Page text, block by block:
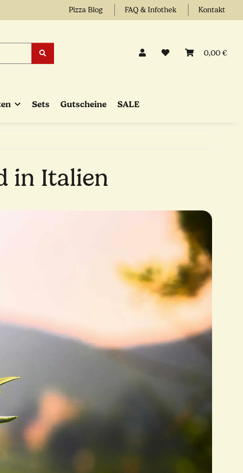
Pizza Blog FAQ & Infothek Kontakt
0,00 €
Sets Gutscheine SALE
in Italien